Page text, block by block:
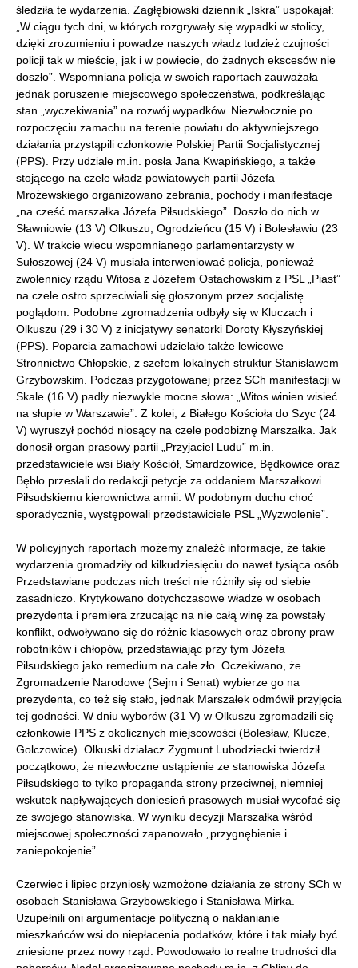
śledziła te wydarzenia. Zagłębiowski dziennik „Iskra” uspokajał:
„W ciągu tych dni, w których rozgrywały się wypadki w stolicy,
dzięki zrozumieniu i powadze naszych władz tudzież czujności
policji tak w mieście, jak i w powiecie, do żadnych ekscesów nie
doszło”. Wspomniana policja w swoich raportach zauważała
jednak poruszenie miejscowego społeczeństwa, podkreślając
stan „wyczekiwania” na rozwój wypadków. Niezwłocznie po
rozpoczęciu zamachu na terenie powiatu do aktywniejszego
działania przystąpili członkowie Polskiej Partii Socjalistycznej
(PPS). Przy udziale m.in. posła Jana Kwapińskiego, a także
stojącego na czele władz powiatowych partii Józefa
Mrożewskiego organizowano zebrania, pochody i manifestacje
„na cześć marszałka Józefa Piłsudskiego”. Doszło do nich w
Sławniowie (13 V) Olkuszu, Ogrodzieńcu (15 V) i Bolesławiu (23
V). W trakcie wiecu wspomnianego parlamentarzysty w
Sułoszowej (24 V) musiała interweniować policja, ponieważ
zwolennicy rządu Witosa z Józefem Ostachowskim z PSL „Piast”
na czele ostro sprzeciwiali się głoszonym przez socjalistę
poglądom. Podobne zgromadzenia odbyły się w Kluczach i
Olkuszu (29 i 30 V) z inicjatywy senatorki Doroty Kłyszyńskiej
(PPS). Poparcia zamachowi udzielało także lewicowe
Stronnictwo Chłopskie, z szefem lokalnych struktur Stanisławem
Grzybowskim. Podczas przygotowanej przez SCh manifestacji w
Skale (16 V) padły niezwykle mocne słowa: „Witos winien wisieć
na słupie w Warszawie”. Z kolei, z Białego Kościoła do Szyc (24
V) wyruszył pochód niosący na czele podobiznę Marszałka. Jak
donosił organ prasowy partii „Przyjaciel Ludu” m.in.
przedstawiciele wsi Biały Kościół, Smardzowice, Będkowice oraz
Bębło przesłali do redakcji petycje za oddaniem Marszałkowi
Piłsudskiemu kierownictwa armii. W podobnym duchu choć
sporadycznie, występowali przedstawiciele PSL „Wyzwolenie”.
W policyjnych raportach możemy znaleźć informacje, że takie
wydarzenia gromadziły od kilkudziesięciu do nawet tysiąca osób.
Przedstawiane podczas nich treści nie różniły się od siebie
zasadniczo. Krytykowano dotychczasowe władze w osobach
prezydenta i premiera zrzucając na nie całą winę za powstały
konflikt, odwoływano się do różnic klasowych oraz obrony praw
robotników i chłopów, przedstawiając przy tym Józefa
Piłsudskiego jako remedium na całe zło. Oczekiwano, że
Zgromadzenie Narodowe (Sejm i Senat) wybierze go na
prezydenta, co też się stało, jednak Marszałek odmówił przyjęcia
tej godności. W dniu wyborów (31 V) w Olkuszu zgromadzili się
członkowie PPS z okolicznych miejscowości (Bolesław, Klucze,
Golczowice). Olkuski działacz Zygmunt Lubodziecki twierdził
początkowo, że niezwłoczne ustąpienie ze stanowiska Józefa
Piłsudskiego to tylko propaganda strony przeciwnej, niemniej
wskutek napływających doniesień prasowych musiał wycofać się
ze swojego stanowiska. W wyniku decyzji Marszałka wśród
miejscowej społeczności zapanowało „przygnębienie i
zaniepokojenie”.
Czerwiec i lipiec przyniosły wzmożone działania ze strony SCh w
osobach Stanisława Grzybowskiego i Stanisława Mirka.
Uzupełnili oni argumentacje polityczną o nakłanianie
mieszkańców wsi do niepłacenia podatków, które i tak miały być
zniesione przez nowy rząd. Powodowało to realne trudności dla